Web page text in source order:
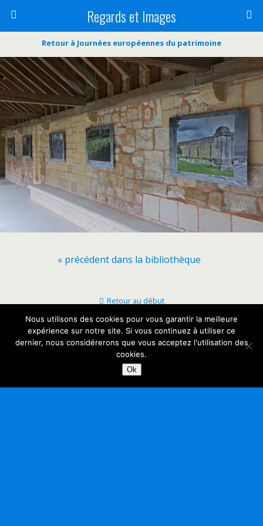
Regards et Images
Retour à Journées européennes du patrimoine
« précédent dans la bibliothèque
Retour au début
Mobile Bureau
Nous utilisons des cookies pour vous garantir la meilleure
expérience sur notre site. Si vous continuez à utiliser ce
dernier, nous considérerons que vous acceptez l'utilisation des
cookies.
Ok